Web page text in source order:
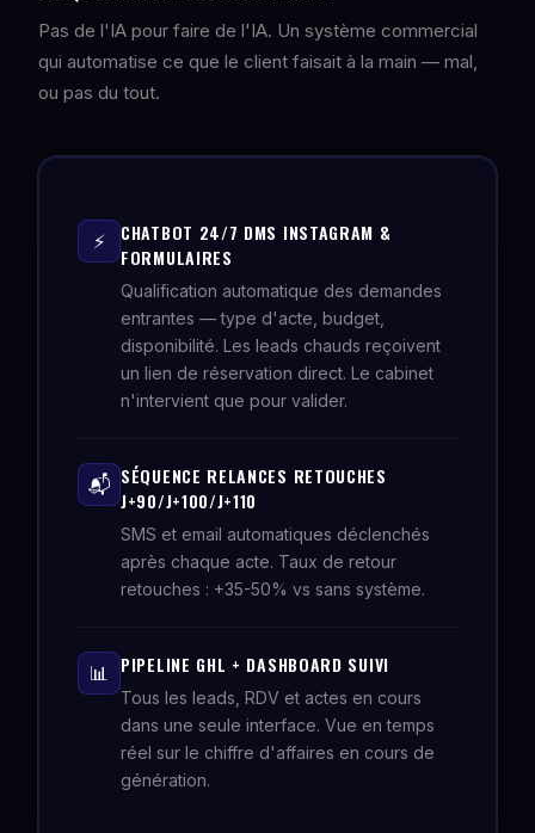
Pas de l'IA pour faire de l'IA. Un système commercial
qui automatise ce que le client faisait à la main — mal,
ou pas du tout.
⚡
CHATBOT 24/7 DMS INSTAGRAM &
FORMULAIRES
Qualification automatique des demandes
entrantes — type d'acte, budget,
disponibilité. Les leads chauds reçoivent
un lien de réservation direct. Le cabinet
n'intervient que pour valider.
📬 SÉQUENCE RELANCES RETOUCHES
J+90/J+100/J+110
SMS et email automatiques déclenchés
après chaque acte. Taux de retour
retouches : +35-50% vs sans système.
📊 PIPELINE GHL + DASHBOARD SUIVI
Tous les leads, RDV et actes en cours
dans une seule interface. Vue en temps
réel sur le chiffre d'affaires en cours de
génération.